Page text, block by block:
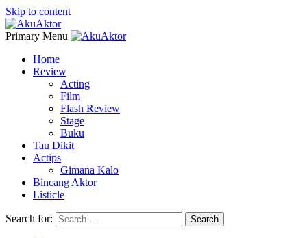
Skip to content
Primary Menu
Home
Review
Acting
Film
Flash Review
Stage
Buku
Tau Dikit
Actips
Gimana Kalo
Bincang Aktor
Listicle
Search for: